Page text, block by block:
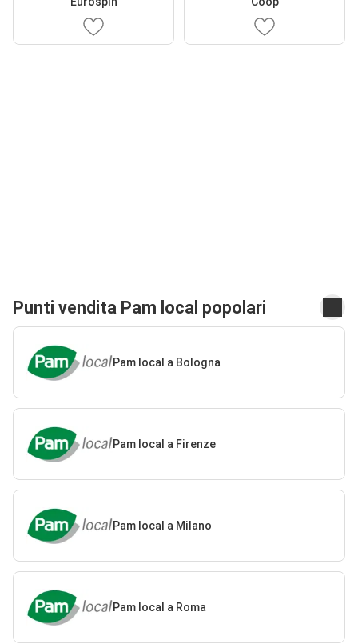
Punti vendita Pam local popolari
Pam local a Bologna
Pam local a Firenze
Pam local a Milano
Pam local a Roma